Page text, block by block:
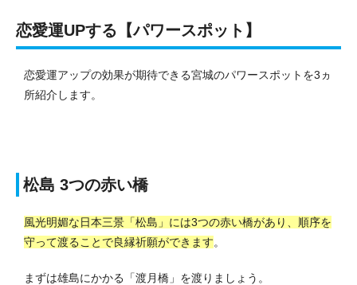
恋愛運UPする【パワースポット】
恋愛運アップの効果が期待できる宮城のパワースポットを3ヵ
所紹介します。
松島 3つの赤い橋
風光明媚な日本三景「松島」には3つの赤い橋があり、順序を
守って渡ることで良縁祈願ができます。
まずは雄島にかかる「渡月橋」を渡りましょう。